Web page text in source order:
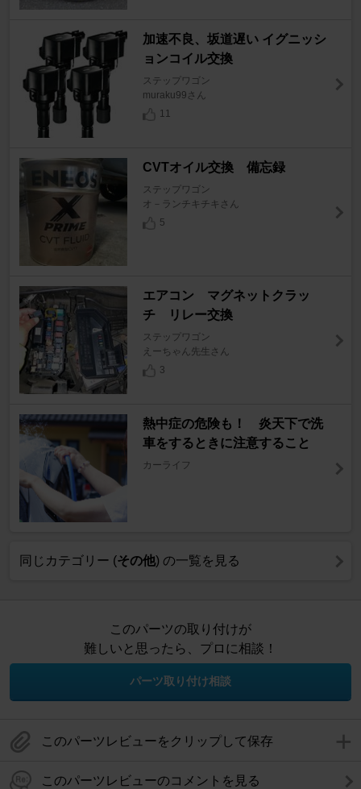
加速不良、坂道遅い イグニッシ
ョンコイル交換
ステップワゴン
muraku99さん
11
CVTオイル交換 備忘録
ステップワゴン
オ－ランチキチキさん
5
エアコン マグネットクラッ
チ リレー交換
ステップワゴン
えーちゃん先生さん
3
熱中症の危険も！ 炎天下で洗
車をするときに注意すること
カーライフ
同じカテゴリー (その他) の一覧を見る
このパーツの取り付けが
難しいと思ったら、プロに相談！
パーツ取り付け相談
このパーツレビューをクリップして保存
このパーツレビューのコメントを見る